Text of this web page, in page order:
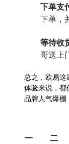
下单支
下单，
等待收
哥送上
总之，欧易这
体验来说，都
品牌人气爆棚
一 二